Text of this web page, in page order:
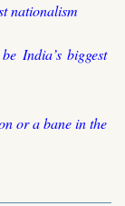
nationalism
India’s biggest
or a bane in the